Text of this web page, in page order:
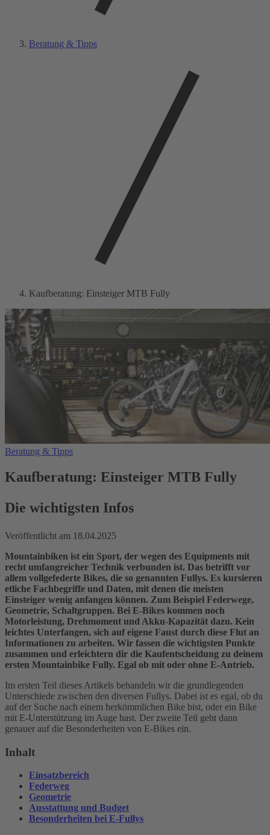
Beratung & Tipps
Kaufberatung: Einsteiger MTB Fully
Beratung & Tipps
Kaufberatung: Einsteiger MTB Fully
Die wichtigsten Infos
Veröffentlicht am 18.04.2025
Mountainbiken ist ein Sport, der wegen des Equipments mit
recht umfangreicher Technik verbunden ist. Das betrifft vor
allem vollgefederte Bikes, die so genannten Fullys. Es kursieren
etliche Fachbegriffe und Daten, mit denen die meisten
Einsteiger wenig anfangen können. Zum Beispiel Federwege,
Geometrie, Schaltgruppen. Bei E-Bikes kommen noch
Motorleistung, Drehmoment und Akku-Kapazität dazu. Kein
leichtes Unterfangen, sich auf eigene Faust durch diese Flut an
Informationen zu arbeiten. Wir fassen die wichtigsten Punkte
zusammen und erleichtern dir die Kaufentscheidung zu deinem
ersten Mountainbike Fully. Egal ob mit oder ohne E-Antrieb.
Im ersten Teil dieses Artikels behandeln wir die grundlegenden
Unterschiede zwischen den diversen Fullys. Dabei ist es egal, ob du
auf der Suche nach einem herkömmlichen Bike bist, oder ein Bike
mit E-Unterstützung im Auge hast. Der zweite Teil geht dann
genauer auf die Besonderheiten von E-Bikes ein.
Inhalt
Einsatzbereich
Federweg
Geometrie
Ausstattung und Budget
Besonderheiten bei E-Fullys